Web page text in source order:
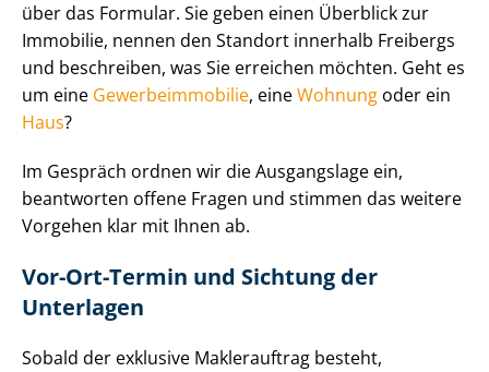
über das Formular. Sie geben einen Überblick zur
Immobilie, nennen den Standort innerhalb Freibergs
und beschreiben, was Sie erreichen möchten. Geht es
um eine Ge­wer­be­im­mo­bi­lie, eineWohnung oder ein
Haus?
Im Gespräch ordnen wir die Ausgangslage ein,
beantworten offene Fragen und stimmen das weitere
Vorgehen klar mit Ihnen ab.
Vor-Ort-Termin und Sichtung der
Unterlagen
Sobald der exklusive Maklerauftrag besteht,